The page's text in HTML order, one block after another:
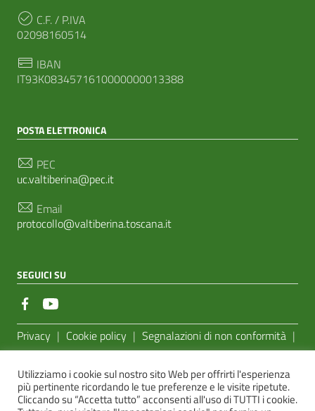
C.F. / P.IVA
02098160514
IBAN
IT93K0834571610000000013388
POSTA ELETTRONICA
PEC
uc.valtiberina@pec.it
Email
protocollo@valtiberina.toscana.it
SEGUICI SU
Sezione Link Utili
Privacy | Cookie policy | Segnalazioni di non conformità |
AgID
Sito realizzato dallae-Linking Online Systems S.r.l.
Utilizziamo i cookie sul nostro sito Web per offrirti l'esperienza
più pertinente ricordando le tue preferenze e le visite ripetute.
Cliccando su “Accetta tutto” acconsenti all'uso di TUTTI i cookie.